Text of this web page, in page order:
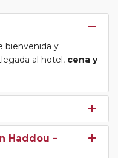
bienvenida y
al hotel, cena y
Haddou –